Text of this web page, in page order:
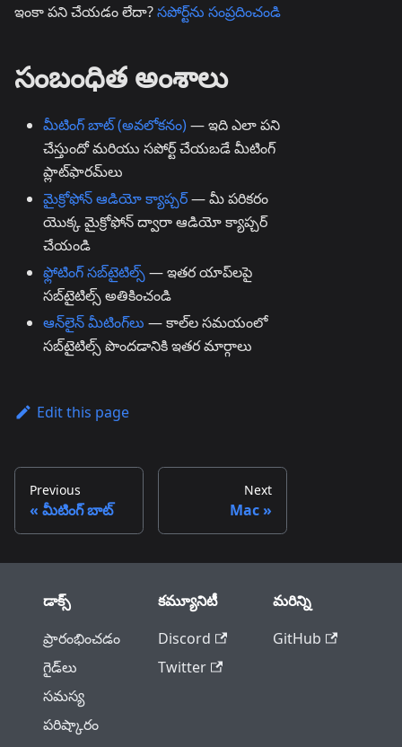
ఇంకా పని చేయడం లేదా?సపోర్ట్‌ను సంప్రదించండి
సంబంధిత అంశాలు
మీటింగ్ బాట్ (అవలోకనం)— ఇది ఎలా పని
చేస్తుందో మరియు సపోర్ట్ చేయబడే మీటింగ్
ప్లాట్‌ఫారమ్‌లు
మైక్రోఫోన్ ఆడియో క్యాప్చర్— మీ పరికరం
యొక్క మైక్రోఫోన్ ద్వారా ఆడియో క్యాప్చర్
చేయండి
ఫ్లోటింగ్ సబ్‌టైటిల్స్— ఇతర యాప్‌లపై
సబ్‌టైటిల్స్ అతికించండి
ఆన్‌లైన్ మీటింగ్‌లు — కాల్‌ల సమయంలో
సబ్‌టైటిల్స్ పొందడానికి ఇతర మార్గాలు
Edit this page
Previous
మీటింగ్ బాట్
Next
Mac
డాక్స్
ప్రారంభించడం
గైడ్‌లు
సమస్య
పరిష్కారం
కమ్యూనిటీ
Discord
Twitter
మరిన్ని
GitHub